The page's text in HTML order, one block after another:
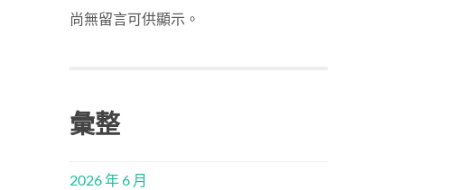
尚無留言可供顯示。
彙整
2026 年 6 月